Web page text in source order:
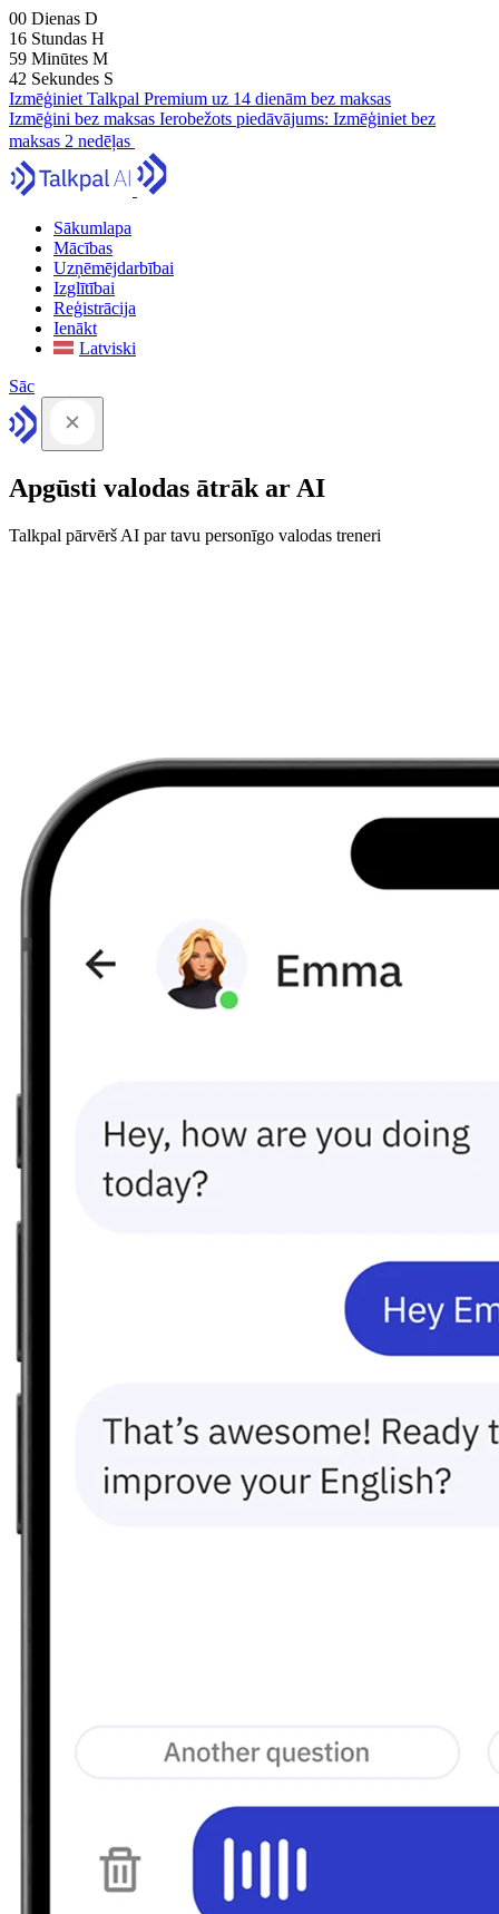
00 Dienas D
16 Stundas H
59 Minūtes M
41 Sekundes S
Izmēģiniet Talkpal Premium uz 14 dienām bez maksas
Izmēģini bez maksas Ierobežots piedāvājums: Izmēģiniet bez
maksas 2 nedēļas
Sākumlapa
Mācības
Uzņēmējdarbībai
Izglītībai
Reģistrācija
Ienākt
Latviski
Sāc
Apgūsti valodas ātrāk ar AI
Talkpal pārvērš AI par tavu personīgo valodas treneri